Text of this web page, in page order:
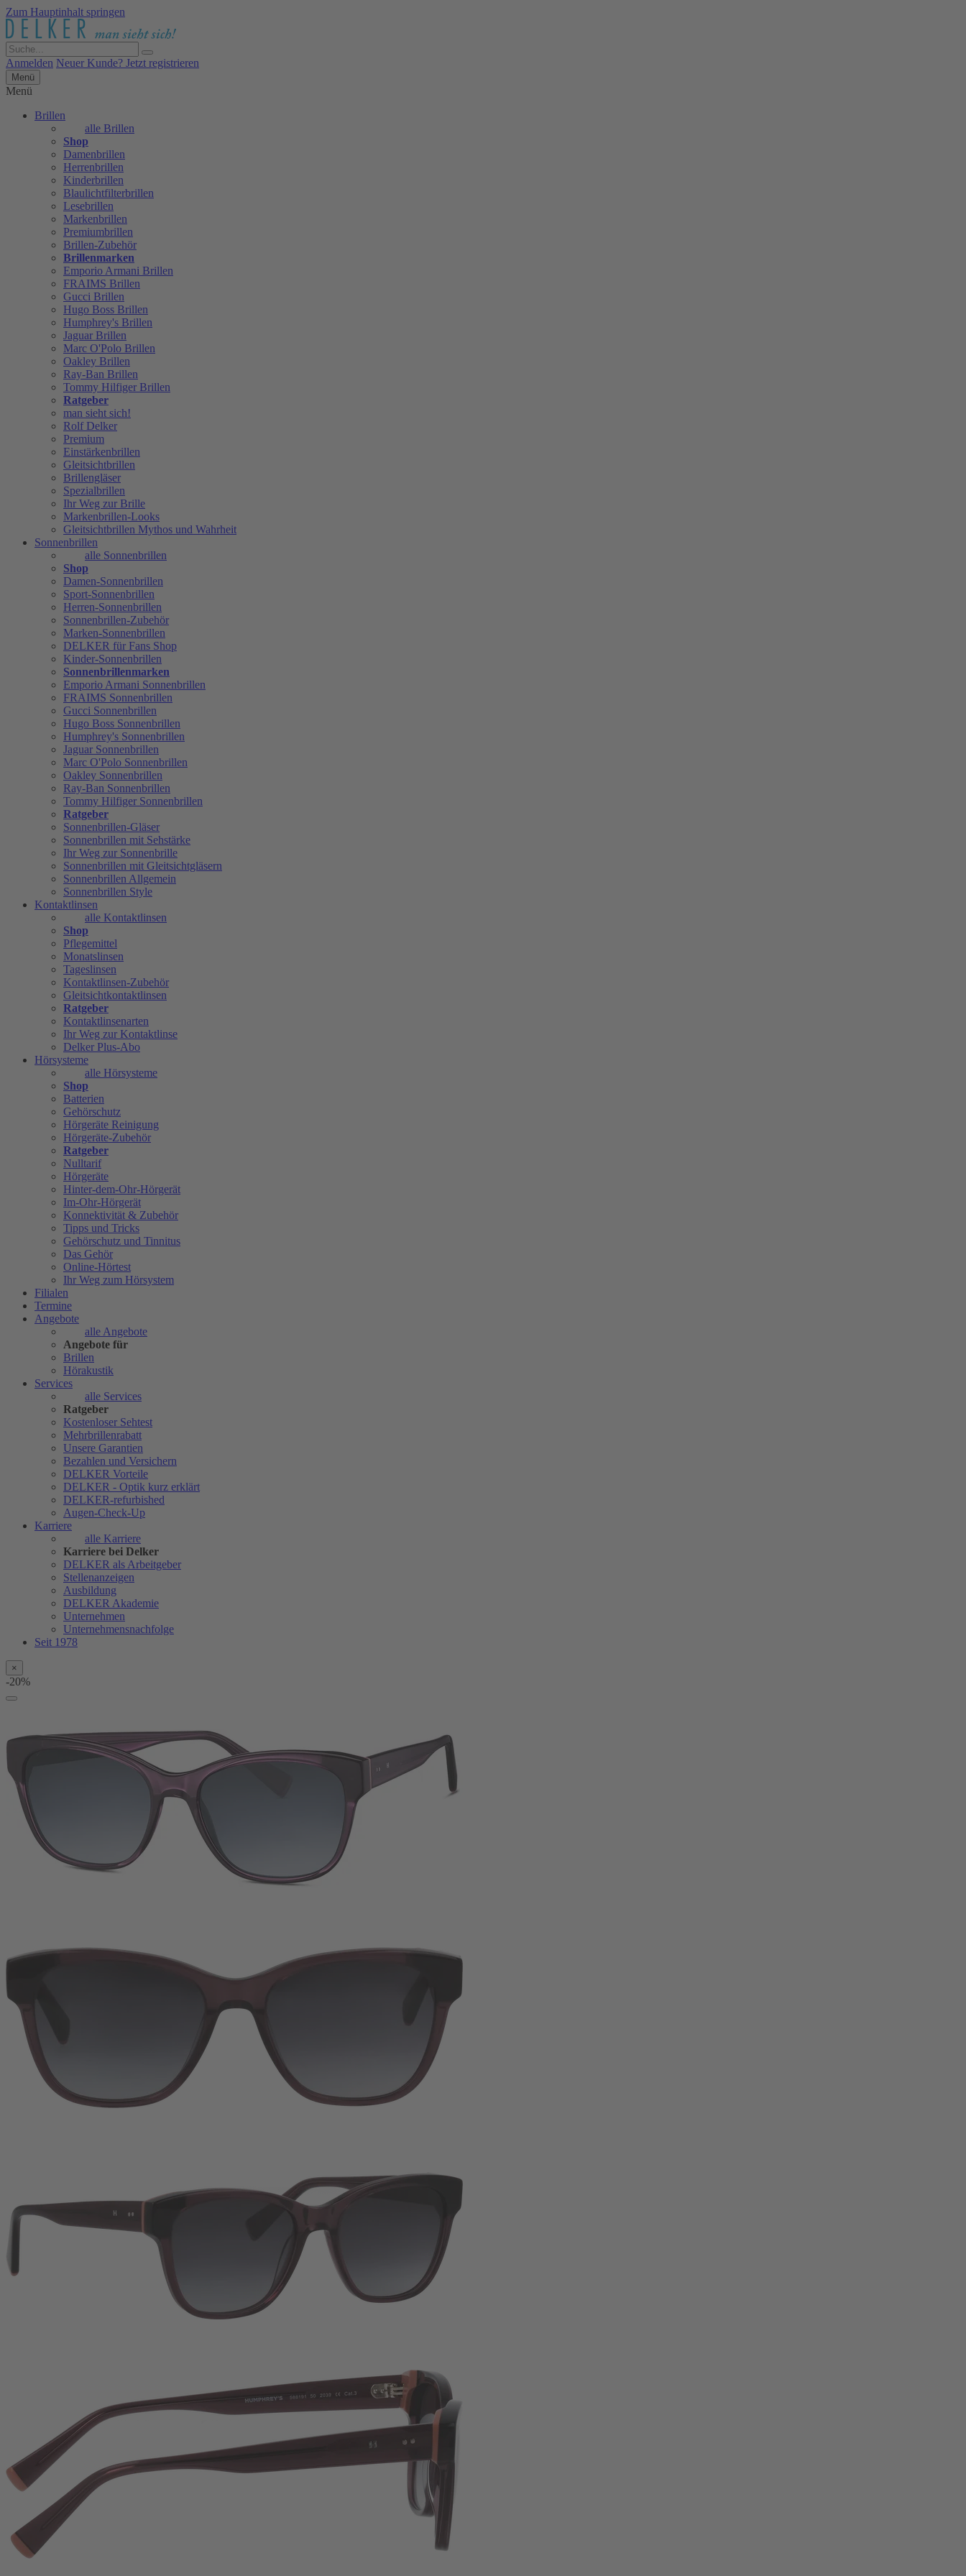
Zum Hauptinhalt springen
Anmelden Neuer Kunde? Jetzt registrieren
Menü
Menü
Brillen
alle Brillen
Shop
Damenbrillen
Herrenbrillen
Kinderbrillen
Blaulichtfilterbrillen
Lesebrillen
Markenbrillen
Premiumbrillen
Brillen-Zubehör
Brillenmarken
Emporio Armani Brillen
FRAIMS Brillen
Gucci Brillen
Hugo Boss Brillen
Humphrey's Brillen
Jaguar Brillen
Marc O'Polo Brillen
Oakley Brillen
Ray-Ban Brillen
Tommy Hilfiger Brillen
Ratgeber
man sieht sich!
Rolf Delker
Premium
Einstärkenbrillen
Gleitsichtbrillen
Brillengläser
Spezialbrillen
Ihr Weg zur Brille
Markenbrillen-Looks
Gleitsichtbrillen Mythos und Wahrheit
Sonnenbrillen
alle Sonnenbrillen
Shop
Damen-Sonnenbrillen
Sport-Sonnenbrillen
Herren-Sonnenbrillen
Sonnenbrillen-Zubehör
Marken-Sonnenbrillen
DELKER für Fans Shop
Kinder-Sonnenbrillen
Sonnenbrillenmarken
Emporio Armani Sonnenbrillen
FRAIMS Sonnenbrillen
Gucci Sonnenbrillen
Hugo Boss Sonnenbrillen
Humphrey's Sonnenbrillen
Jaguar Sonnenbrillen
Marc O'Polo Sonnenbrillen
Oakley Sonnenbrillen
Ray-Ban Sonnenbrillen
Tommy Hilfiger Sonnenbrillen
Ratgeber
Sonnenbrillen-Gläser
Sonnenbrillen mit Sehstärke
Ihr Weg zur Sonnenbrille
Sonnenbrillen mit Gleitsichtgläsern
Sonnenbrillen Allgemein
Sonnenbrillen Style
Kontaktlinsen
alle Kontaktlinsen
Shop
Pflegemittel
Monatslinsen
Tageslinsen
Kontaktlinsen-Zubehör
Gleitsichtkontaktlinsen
Ratgeber
Kontaktlinsenarten
Ihr Weg zur Kontaktlinse
Delker Plus-Abo
Hörsysteme
alle Hörsysteme
Shop
Batterien
Gehörschutz
Hörgeräte Reinigung
Hörgeräte-Zubehör
Ratgeber
Nulltarif
Hörgeräte
Hinter-dem-Ohr-Hörgerät
Im-Ohr-Hörgerät
Konnektivität & Zubehör
Tipps und Tricks
Gehörschutz und Tinnitus
Das Gehör
Online-Hörtest
Ihr Weg zum Hörsystem
Filialen
Termine
Angebote
alle Angebote
Angebote für
Brillen
Hörakustik
Services
alle Services
Ratgeber
Kostenloser Sehtest
Mehrbrillenrabatt
Unsere Garantien
Bezahlen und Versichern
DELKER Vorteile
DELKER - Optik kurz erklärt
DELKER-refurbished
Augen-Check-Up
Karriere
alle Karriere
Karriere bei Delker
DELKER als Arbeitgeber
Stellenanzeigen
Ausbildung
DELKER Akademie
Unternehmen
Unternehmensnachfolge
Seit 1978
×
-20%